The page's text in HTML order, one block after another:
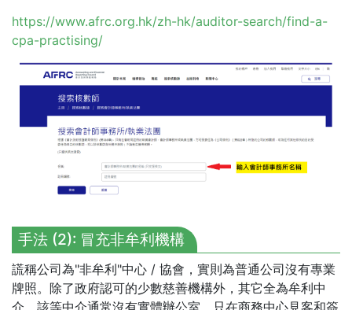
https://www.afrc.org.hk/zh-hk/auditor-search/find-a-
cpa-practising/
手法 (2): 冒充非牟利機構
謊稱公司為"非牟利"中心 / 協會，實則為普通公司沒有專業
牌照。除了政府認可的少數慈善機構外，其它全為牟利中
介。該等中介通常沒有實體辦公室，只在商務中心見客和簽